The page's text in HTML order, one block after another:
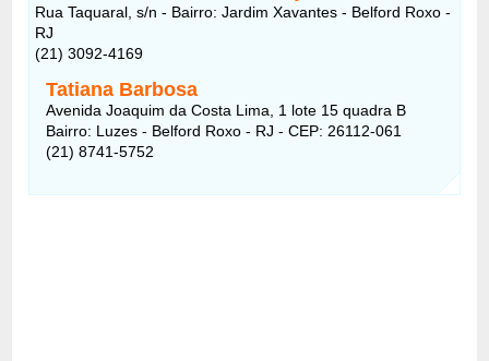
Rua Taquaral, s/n - Bairro: Jardim Xavantes - Belford Roxo -
RJ
(21) 3092-4169
Tatiana Barbosa
Avenida Joaquim da Costa Lima, 1 lote 15 quadra B
Bairro: Luzes - Belford Roxo - RJ - CEP: 26112-061
(21) 8741-5752